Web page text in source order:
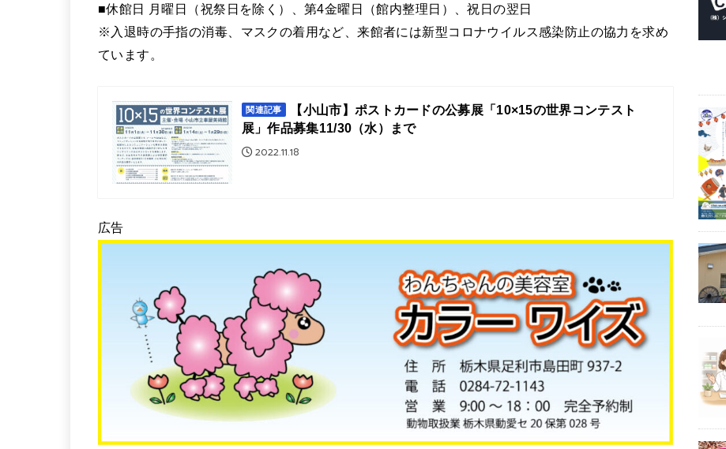
■休館日 月曜日（祝祭日を除く）、第4金曜日（館内整理日）、祝日の翌日
※入退時の手指の消毒、マスクの着用など、来館者には新型コロナウイルス感染防止の協力を求め
ています。
関連記事
【小山市】ポストカードの公募展「10×15の世界コンテスト
展」作品募集11/30（水）まで
2022.11.18
広告